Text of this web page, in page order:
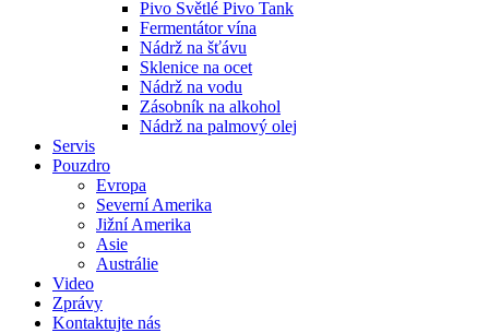
Pivo Světlé Pivo Tank
Fermentátor vína
Nádrž na šťávu
Sklenice na ocet
Nádrž na vodu
Zásobník na alkohol
Nádrž na palmový olej
Servis
Pouzdro
Evropa
Severní Amerika
Jižní Amerika
Asie
Austrálie
Video
Zprávy
Kontaktujte nás